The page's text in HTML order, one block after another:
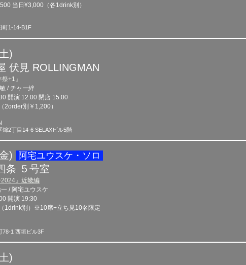
当日¥3,000（各1drink別 ）
町1-14-B1F
)​
伏見 ROLLINGMAN
+1』
/ チャー絆
開演 12:00​ 閉店 15:00
2order別￥1,200）
錦2丁目14-6 SELAXビル5階
)​ 阿宅ユウスケ・ソロ
条 ５ 号室
​2024』近畿編
一 / 阿宅ユウスケ
開演 19:30
1drink別）※10席+立ち見10名 限定
78-1 西垣ビル3F
)​